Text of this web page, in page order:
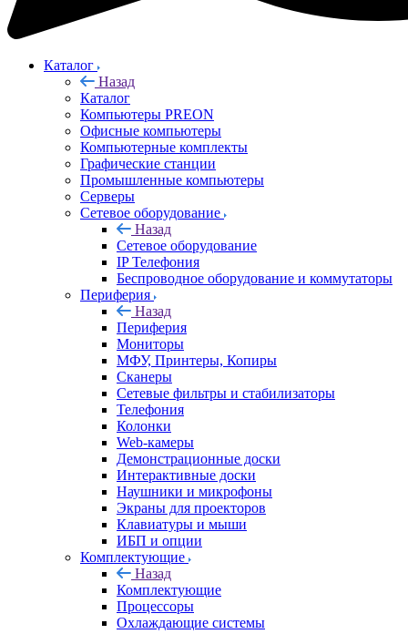
Каталог
Назад
Каталог
Компьютеры PREON
Офисные компьютеры
Компьютерные комплекты
Графические станции
Промышленные компьютеры
Серверы
Сетевое оборудование
Назад
Сетевое оборудование
IP Телефония
Беспроводное оборудование и коммутаторы
Периферия
Назад
Периферия
Мониторы
МФУ, Принтеры, Копиры
Сканеры
Сетевые фильтры и стабилизаторы
Телефония
Колонки
Web-камеры
Демонстрационные доски
Интерактивные доски
Наушники и микрофоны
Экраны для проекторов
Клавиатуры и мыши
ИБП и опции
Комплектующие
Назад
Комплектующие
Процессоры
Охлаждающие системы